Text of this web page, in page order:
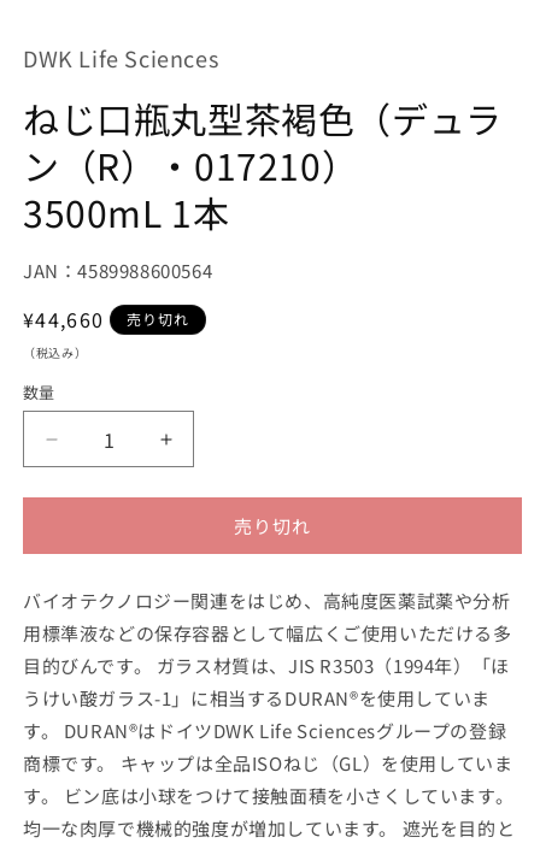
メ
ィ
ア
を
開
く
DWK Life Sciences
ねじ口瓶丸型茶褐色（デュラ
ン（R）・017210）
3500mL 1本
JAN：4589988600564
通
常
格
¥44,660 売り切れ
（税込み）
数量
型
茶
褐
（デ
ュ
ラ
ン
（R）・
ね
型
茶
褐
（デ
ュ
ラ
ン
（R）・
売り切れ
バイオテクノロジー関連をはじめ、高純度医薬試薬や分析
用標準液などの保存容器として幅広くご使用いただける多
目的びんです。 ガラス材質は、JIS R3503（1994年）「ほ
うけい酸ガラス-1」に相当するDURAN®を使用していま
す。 DURAN®はドイツDWK Life Sciencesグループの登録
商標です。 キャップは全品ISOねじ（GL）を使用していま
す。 ビン底は小球をつけて接触面積を小さくしています。
均一な肉厚で機械的強度が増加しています。 遮光を目的と